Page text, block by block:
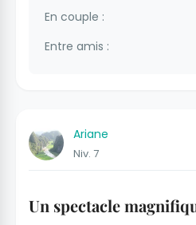
En couple :
Entre amis :
Ariane
Niv. 7
Un spectacle